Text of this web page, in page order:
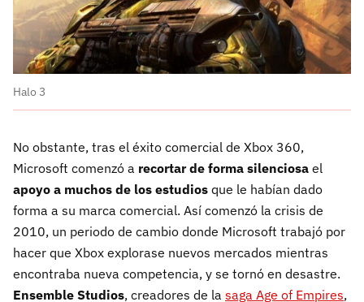
Halo 3
No obstante, tras el éxito comercial de Xbox 360,
Microsoft comenzó a recortar de forma silenciosa el
apoyo a muchos de los estudios que le habían dado
forma a su marca comercial. Así comenzó la crisis de
2010, un periodo de cambio donde Microsoft trabajó por
hacer que Xbox explorase nuevos mercados mientras
encontraba nueva competencia, y se tornó en desastre.
Ensemble Studios, creadores de la saga Age of Empires,